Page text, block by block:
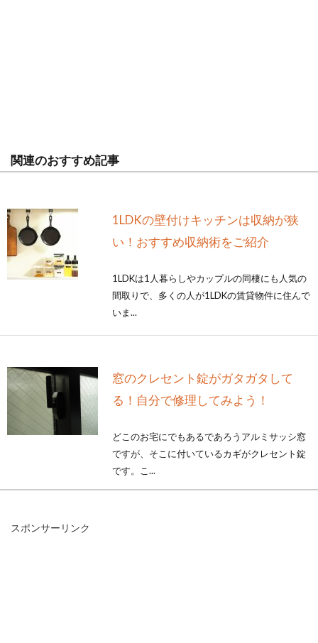
関連のおすすめ記事
1LDKの壁付けキッチンは収納が狭
い！おすすめ収納術をご紹介
1LDKは1人暮らしやカップルの同棲にも人気の
間取りで、多くの人が1LDKの賃貸物件に住んで
いま...
窓のクレセント錠がガタガタして
る！自分で修理してみよう！
どこのお宅にでもあるであろうアルミサッシ窓
ですが、そこに付いているカギがクレセント錠
です。こ...
スポンサーリンク